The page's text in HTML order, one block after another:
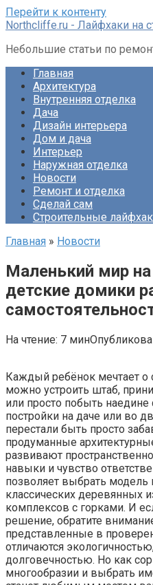
Перейти к контенту
Northcliffe.ru - Лайфхаки на
Небольшие статьи по
Главная
Архитектура
Внутренняя отделка
Дача
Дизайн интерьера
Дом и дача
Интерьер
Наружная отделка
Новости
Ремонт и отделка
Сделай сам
Строительные
Главная » Новости
Маленький мир на
детские домики
На чтение: 7 мин
Каждый ребёнок мечтает
можно устроить штаб,
или просто побыть
постройки на даче или во
перестали быть просто
продуманные
развивают
навыки и чувство
позволяет выбрать модель
классических деревянных
комплексов с горками. И
решение, обратите
представленные в
отличаются
долговечностью. Но как
многообразии и выбрать